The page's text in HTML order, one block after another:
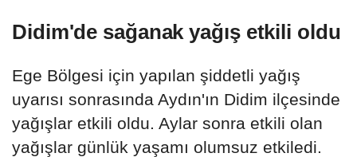
Didim'de sağanak yağış etkili oldu
Ege Bölgesi için yapılan şiddetli yağış
uyarısı sonrasında Aydın'ın Didim ilçesinde
yağışlar etkili oldu. Aylar sonra etkili olan
yağışlar günlük yaşamı olumsuz etkiledi.